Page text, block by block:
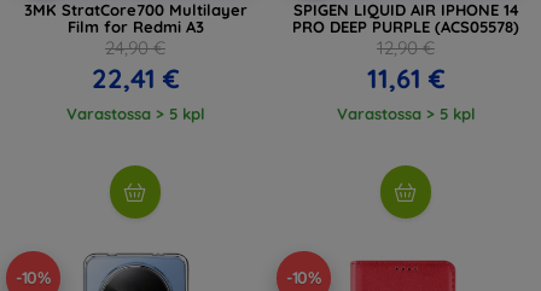
3MK StratCore700 Multilayer
Film for Redmi A3
24,90 €
22,41 €
Varastossa > 5 kpl
SPIGEN LIQUID AIR IPHONE 14
PRO DEEP PURPLE (ACS05578)
12,90 €
11,61 €
Varastossa > 5 kpl
-10% -10%